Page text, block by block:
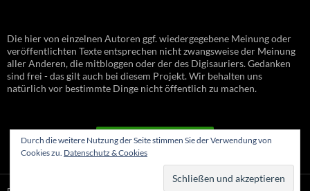
Die hier von einzelnen Autoren ggf. wiedergegebene Meinung oder
veröffentlichten Texte entsprechen nicht zwangsweise der Meinung
aller Anderen, die mitbloggen oder der des Digisauriers. Gedanken
sind frei - das gilt auch bei diesem Projekt. Wir behalten uns
natürlich vor bestimmte Dinge nicht öffentlich zu machen.
VERTRAG WIDERRUFEN
Durch die weitere Nutzung der Seite stimmen Sie der Verwendung von
Cookies zu. Datenschutz & Cookies